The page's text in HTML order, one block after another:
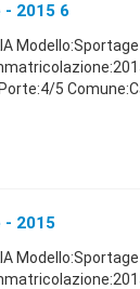
- 2015 6
5
- 2015